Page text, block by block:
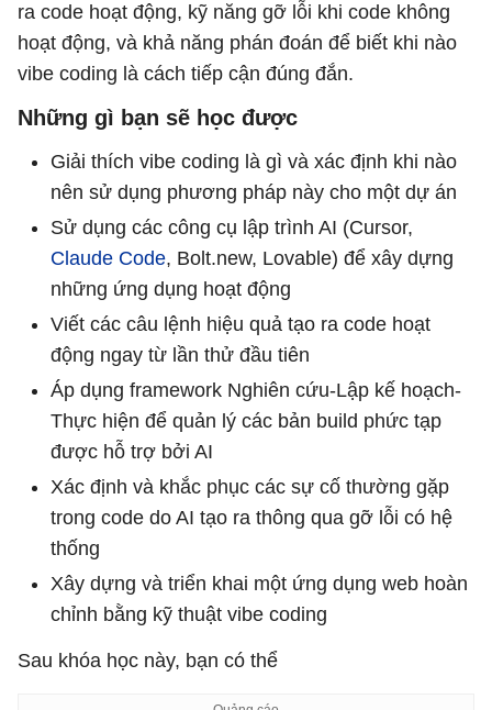
ra code hoạt động, kỹ năng gỡ lỗi khi code không
hoạt động, và khả năng phán đoán để biết khi nào
vibe coding là cách tiếp cận đúng đắn.
Những gì bạn sẽ học được
Giải thích vibe coding là gì và xác định khi nào
nên sử dụng phương pháp này cho một dự án
Sử dụng các công cụ lập trình AI (Cursor,
Claude Code, Bolt.new, Lovable) để xây dựng
những ứng dụng hoạt động
Viết các câu lệnh hiệu quả tạo ra code hoạt
động ngay từ lần thử đầu tiên
Áp dụng framework Nghiên cứu-Lập kế hoạch-
Thực hiện để quản lý các bản build phức tạp
được hỗ trợ bởi AI
Xác định và khắc phục các sự cố thường gặp
trong code do AI tạo ra thông qua gỡ lỗi có hệ
thống
Xây dựng và triển khai một ứng dụng web hoàn
chỉnh bằng kỹ thuật vibe coding
Sau khóa học này, bạn có thể